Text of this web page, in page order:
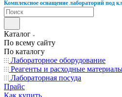
Комплексное оснащение лабораторий под
Каталог
По всему сайту
По каталогу
Лабораторное оборудование
Реагенты и расходные
Лабораторная посуда
Прайс
Как купить